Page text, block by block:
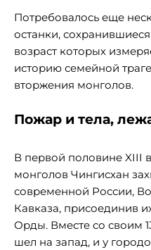
Потребовалось еще
останки,
возраст которых
историю семейной
вторжения монголов.
Пожар и тела,
В первой половине XIII
монголов Чингисхан
современной России,
Кавказа, присоединив
Орды. Вместе со своим
шел на запад, и у